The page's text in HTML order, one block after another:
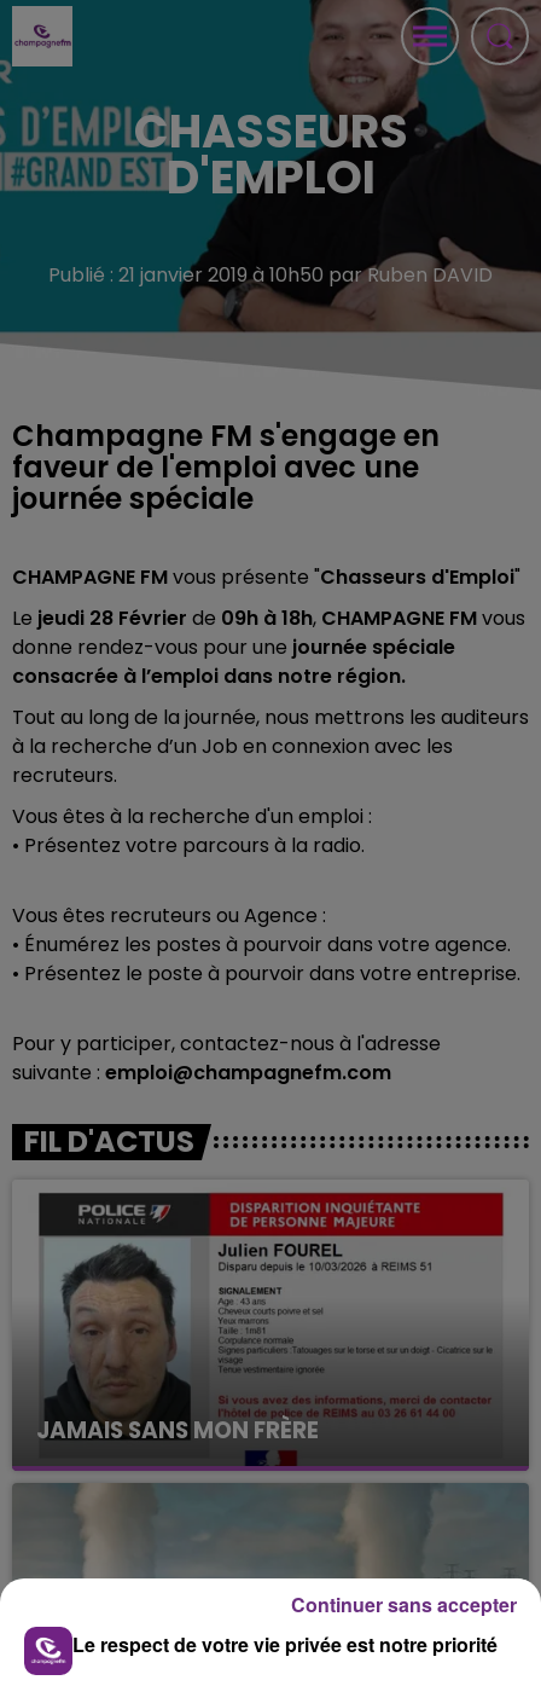
CHASSEURS
D'EMPLOI
Publié : 21 janvier 2019 à 10h50 par Ruben DAVID
Champagne FM s'engage en
faveur de l'emploi avec une
journée spéciale
CHAMPAGNE FMvous présente "Chasseurs d'Emploi"
Le jeudi 28 Février de 09h à 18h, CHAMPAGNE FMvous
donne rendez-vous pour une journée spéciale
consacrée à l’emploi dans notre région.
Tout au long de la journée, nous mettrons les auditeurs
à la recherche d’un Job en connexion avec les
recruteurs.
Vous êtes à la recherche d'un emploi :
• Présentez votre parcours à la radio.
Vous êtes recruteurs ou Agence :
• Énumérez les postes à pourvoir dans votre agence.
• Présentez le poste à pourvoir dans votre entreprise.
Pour y participer, contactez-nous à l'adresse
suivante : emploi@champagnefm.com
FIL D'ACTUS
JAMAIS SANS MON FRÈRE
Julien Fourel n'a plus donné signé de vie depuis 5
mois. Sa sœur poursuit ses recherches pour le
retrouver.
Le respect de votre vie privée est notre priorité
Continuer sans accepter